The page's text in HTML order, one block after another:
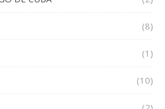
(8)
(1)
(10)